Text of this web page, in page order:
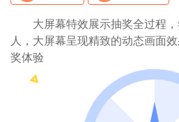
大屏幕特效展示抽奖全过程
人，大屏幕呈现精致的动态画面
奖体验